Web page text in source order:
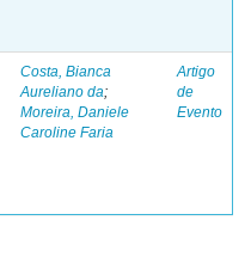
Costa, Bianca
Aureliano da;
Moreira, Daniele
Caroline Faria
Artigo
de
Evento